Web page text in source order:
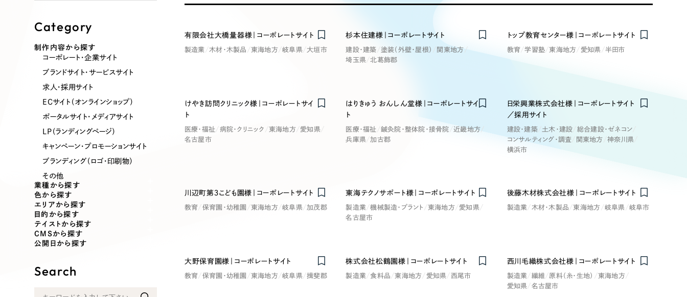
過去に配信したメールマガジンのアーカイブ
すべて （624件）
コーポレート・企業サイト （278件）
ECサイト（オンラインショップ） （43件）
LP（ランディングページ）
アウトソーシング（代行支援）
コーポレート・企業サイト ブランドサイト・サービスサイト 求人・採用サイト ECサイト（オンラインショップ）
キャンペーン・プロモーション
その他
業種
製造業 建設・建築 卸売・小売 医療・福祉
コンサルティング・調査
自治体・官公庁 美容・エステ IT・インターネット 教育
Category
制作内容から探す
コーポレート・企業サイト
ブランドサイト・サービスサイト
求人・採用サイト
ECサイト（オンラインショップ）
ポータルサイト・メディアサイト
LP（ランディングページ）
キャンペーン・プロモーションサイト
ブランディング（ロゴ・印刷物）
その他
業種から探す
色から探す
エリアから探す
目的から探す
テイストから探す
CMSから探す
公開日から探す
Search
有限会社大橋量器様｜コーポレートサイト
製造業 木材・木製品 東海地方 岐阜県 大垣市
杉本住建様｜コーポレートサイト
建設・建築 塗装（外壁・屋根）
関東地方
埼玉県
北葛飾郡
トップ教育センター様｜コーポレートサイト
教育 学習塾 東海地方 愛知県 半田市
けやき訪問クリニック様｜コーポレートサイ
ト
医療・福祉 病院・クリニック 東海地方
愛知県
名古屋市
はりきゅう おんしん堂様｜コーポレートサイ
ト
医療・福祉 鍼灸院・整体院・接骨院
近畿地方
兵庫県
加古郡
日栄興業株式会社様｜コーポレートサイト
／採用サイト
建設・建築 土木・建設
総合建設・ゼネコン
コンサルティング・調査
関東地方
神奈川県
横浜市
川辺町第３こども園様｜コーポレートサイト
教育 保育園・幼稚園 東海地方 岐阜県 加茂郡
東海テクノサポート様｜コーポレートサイト
製造業 機械製造・プラント 東海地方
愛知県
名古屋市
後藤木材株式会社様｜コーポレートサイト
製造業 木材・木製品 東海地方 岐阜県 岐阜市
大野保育園様｜コーポレートサイト
教育 保育園・幼稚園 東海地方 岐阜県 揖斐郡
株式会社松鶴園様｜コーポレートサイト
製造業 食料品 東海地方 愛知県 西尾市
西川毛織株式会社様｜コーポレートサイト
製造業 繊維 原料（糸・生地）
東海地方
愛知県
名古屋市